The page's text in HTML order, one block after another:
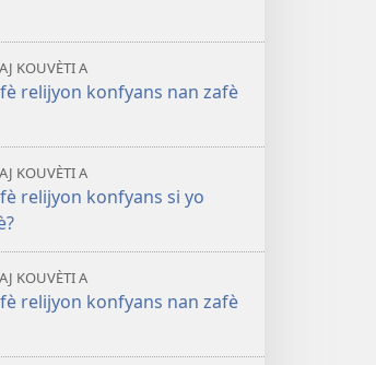
Èske w
ka
konfyans?
KOUVÈTI A
relijyon konfyans nan zafè
KOUVÈTI A
relijyon konfyans si yo
KOUVÈTI A
relijyon konfyans nan zafè